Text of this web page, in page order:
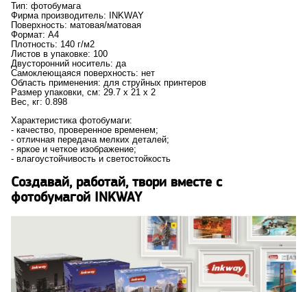
Тип: фотобумага
Фирма производитель: INKWAY
Поверхность: матовая/матовая
Формат: A4
Плотность: 140 г/м2
Листов в упаковке: 100
Двусторонний носитель: да
Самоклеющаяся поверхность: нет
Область применения: для струйных принтеров
Размер упаковки, см: 29.7 x 21 x 2
Вес, кг: 0.898
Характеристика фотобумаги:
- качество, проверенное временем;
- отличная передача мелких деталей;
- яркое и четкое изображение;
- влагоустойчивость и светостойкость
Создавай, работай, твори вместе с
фотобумагой INKWAY